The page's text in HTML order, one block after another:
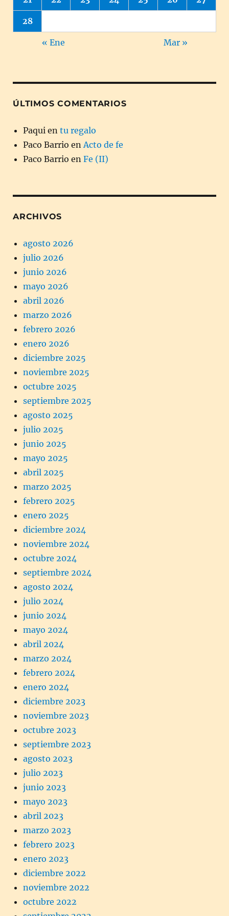
28
« Ene Mar »
ÚLTIMOS COMENTARIOS
Paqui en tu regalo
Paco Barrio enActo de fe
Paco Barrio en Fe (II)
ARCHIVOS
agosto 2026
julio 2026
junio 2026
mayo 2026
abril 2026
marzo 2026
febrero 2026
enero 2026
diciembre 2025
noviembre 2025
octubre 2025
septiembre 2025
agosto 2025
julio 2025
junio 2025
mayo 2025
abril 2025
marzo 2025
febrero 2025
enero 2025
diciembre 2024
noviembre 2024
octubre 2024
septiembre 2024
agosto 2024
julio 2024
junio 2024
mayo 2024
abril 2024
marzo 2024
febrero 2024
enero 2024
diciembre 2023
noviembre 2023
octubre 2023
septiembre 2023
agosto 2023
julio 2023
junio 2023
mayo 2023
abril 2023
marzo 2023
febrero 2023
enero 2023
diciembre 2022
noviembre 2022
octubre 2022